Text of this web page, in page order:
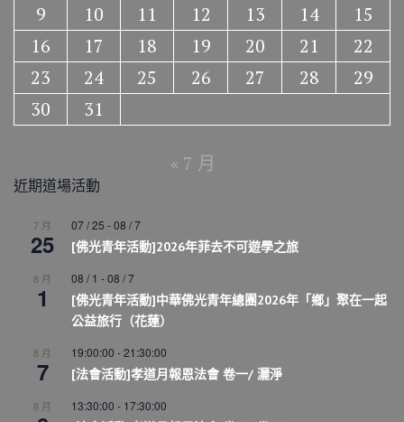
9
10 11 12 13 14
15
16
17 18 19 20 21
22
23
24 25 26 27 28
29
30
31
« 7 月
近期道場活動
7 月
25
07 / 25 -08 / 7
[佛光青年活動]2026年菲去不可遊學之旅
8 月
1
08 / 1 -08 / 7
[佛光青年活動]中華佛光青年總團2026年「鄉」聚在一起
公益旅行（花蓮）
8 月
7
19:00:00 -21:30:00
[法會活動]孝道月報恩法會 卷一/ 灑淨
8 月 13:30:00 - 17:30:00